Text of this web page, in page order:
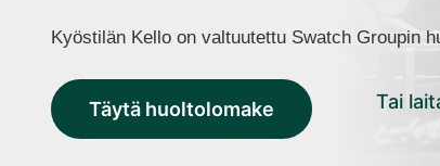
Kyöstilän Kello on valtuutettu Swatch Groupin
Täytä huoltolomake Tai